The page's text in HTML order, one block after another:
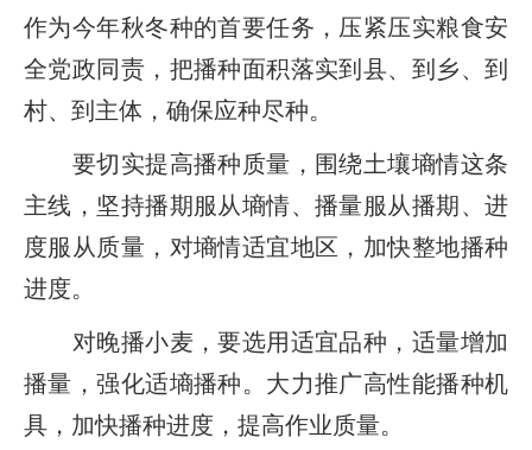
作为今年秋冬种的首要任务，压紧压实粮食安
全党政同责，把播种面积落实到县、到乡、到
村、到主体，确保应种尽种。
要切实提高播种质量，围绕土壤墒情这条
主线，坚持播期服从墒情、播量服从播期、进
度服从质量，对墒情适宜地区，加快整地播种
进度。
对晚播小麦，要选用适宜品种，适量增加
播量，强化适墒播种。大力推广高性能播种机
具，加快播种进度，提高作业质量。